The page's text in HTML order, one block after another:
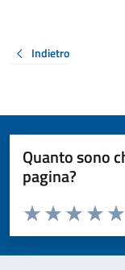
Indietro
Quanto sono
pagina?
Valuta da 1 a 5 stelle
Valuta
Valuta 3
Valuta 2 stelle
Valuta 1 stelle su 5